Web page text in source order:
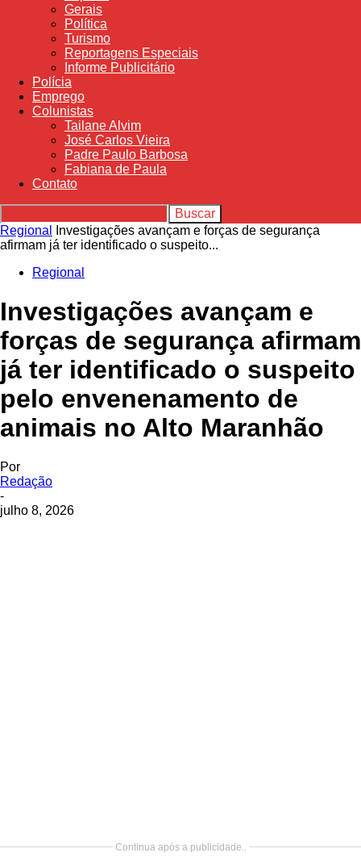
Gerais
Política
Turismo
Reportagens Especiais
Informe Publicitário
Polícia
Emprego
Colunistas
Tailane Alvim
José Carlos Vieira
Padre Paulo Barbosa
Fabiana de Paula
Contato
Regional
Investigações avançam e forças de segurança
afirmam já ter identificado o suspeito...
Regional
Investigações avançam e
forças de segurança afirmam
já ter identificado o suspeito
pelo envenenamento de
animais no Alto Maranhão
Por
Redação
-
julho 8, 2026
Continua após a publicidade..